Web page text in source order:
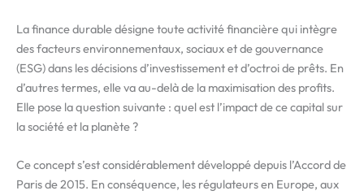
La finance durable désigne toute activité financière qui intègre
des facteurs environnementaux, sociaux et de gouvernance
(ESG) dans les décisions d’investissement et d’octroi de prêts. En
d’autres termes, elle va au-delà de la maximisation des profits.
Elle pose la question suivante : quel est l’impact de ce capital sur
la société et la planète ?
Ce concept s’est considérablement développé depuis l’Accord de
Paris de 2015. En conséquence, les régulateurs en Europe, aux